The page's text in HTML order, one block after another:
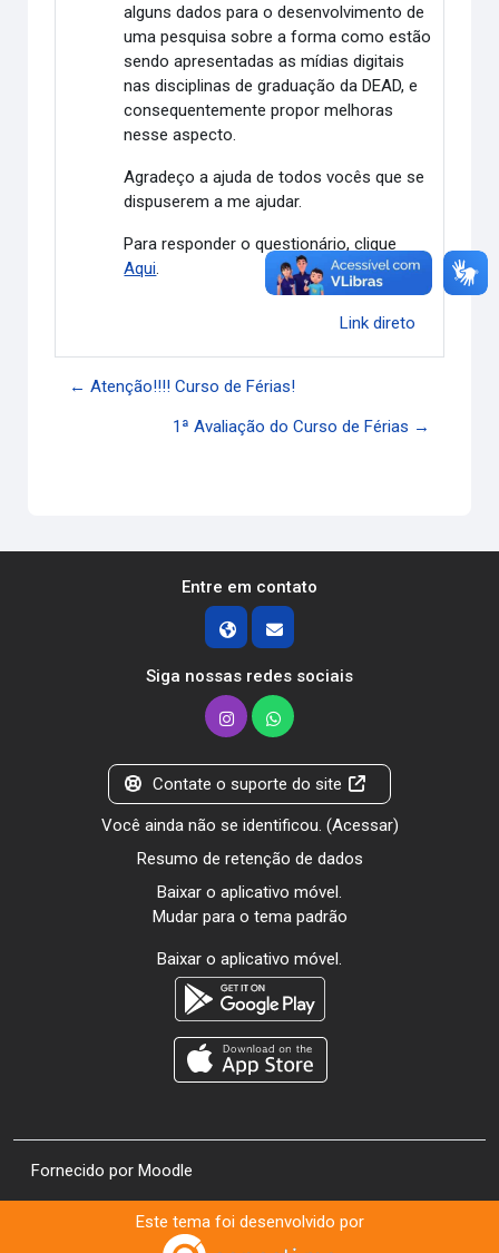
alguns dados para o desenvolvimento de
uma pesquisa sobre a forma como estão
sendo apresentadas as mídias digitais
nas disciplinas de graduação da DEAD, e
consequentemente propor melhoras
nesse aspecto.
Agradeço a ajuda de todos vocês que se
dispuserem a me ajudar.
Para responder o questionário, clique
Aqui
Link direto
← Atenção!!!! Curso de Férias!
1ª Avaliação do Curso de Férias →
Entre em contato
Siga nossas redes sociais
Contate o suporte do site
Você ainda não se identificou. (Acessar)
Resumo de retenção de dados
Baixar o aplicativo móvel.
Mudar para o tema padrão
Baixar o aplicativo móvel.
Fornecido por Moodle
Este tema foi desenvolvido por